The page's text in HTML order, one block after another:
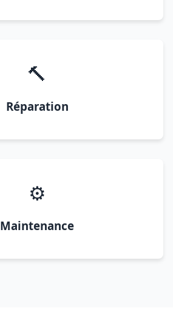
🔨
Réparation
⚙️
Maintenance